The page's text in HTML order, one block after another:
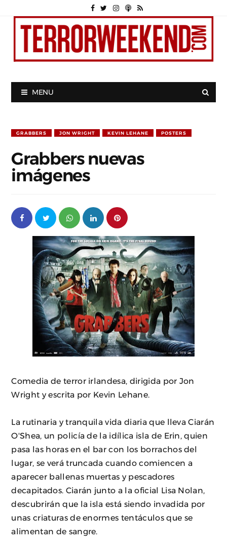
MENU
GRABBERS JON WRIGHT KEVIN LEHANE POSTERS
Grabbers nuevas
imágenes
Comedia de terror irlandesa, dirigida por Jon
Wright y escrita por Kevin Lehane.
La rutinaria y tranquila vida diaria que lleva Ciarán
O'Shea, un policía de la idílica isla de Erin, quien
pasa las horas en el bar con los borrachos del
lugar, se verá truncada cuando comiencen a
aparecer ballenas muertas y pescadores
decapitados. Ciarán junto a la oficial Lisa Nolan,
descubrirán que la isla está siendo invadida por
unas criaturas de enormes tentáculos que se
alimentan de sangre.